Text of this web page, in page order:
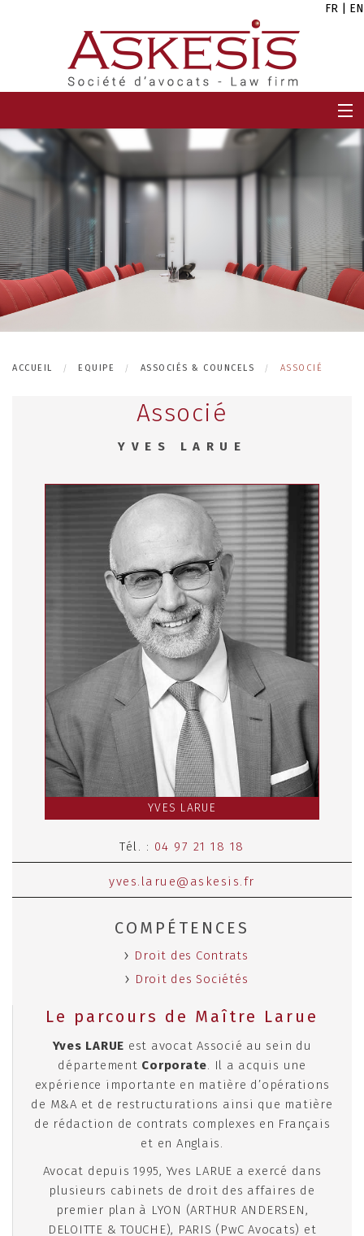
FR EN
EQUIPE
CARRIÈRES
ACTUALITÉS
ACCUEIL EQUIPE ASSOCIÉS & COUNCELS ASSOCIÉ
Associé
YVES LARUE
YVES LARUE
Tél. : 04 97 21 18 18
yves.larue@askesis.fr
COMPÉTENCES
Droit des Contrats
Droit des Sociétés
Le parcours de Maître Larue
Yves LARUE est avocat Associé au sein du
département Corporate. Il a acquis une
expérience importante en matière d’opérations
de M&A et de restructurations ainsi que matière
de rédaction de contrats complexes en Français
et en Anglais.
Avocat depuis 1995, Yves LARUE a exercé dans
plusieurs cabinets de droit des affaires de
premier plan à LYON (ARTHUR ANDERSEN,
DELOITTE & TOUCHE), PARIS (PwC Avocats) et